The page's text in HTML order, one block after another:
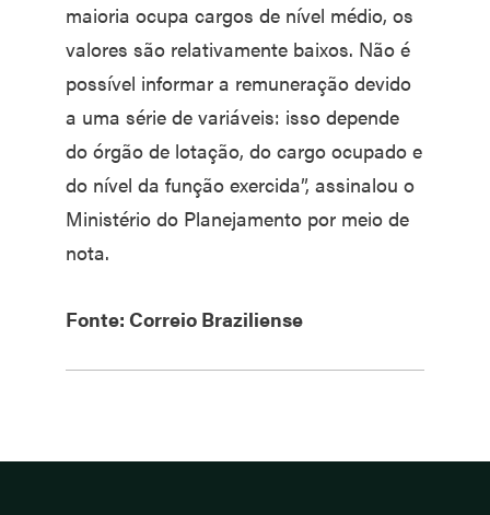
maioria ocupa cargos de nível médio, os
valores são relativamente baixos. Não é
possível informar a remuneração devido
a uma série de variáveis: isso depende
do órgão de lotação, do cargo ocupado e
do nível da função exercida”, assinalou o
Ministério do Planejamento por meio de
nota.
Fonte: Correio Braziliense